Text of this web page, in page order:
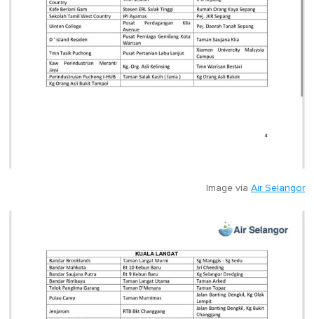
Image via Air Selangor